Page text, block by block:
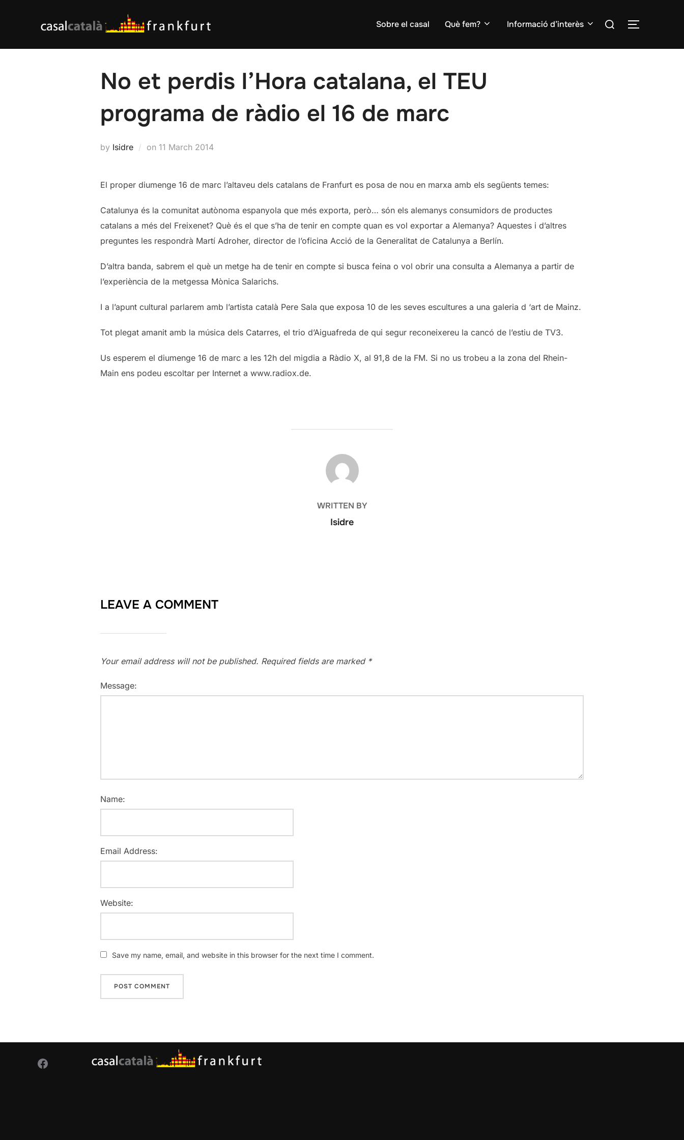
Sobre el casal Què fem? Informació d’interès
Search
TOGGLE
No et perdis l’Hora catalana, el TEU
programa de ràdio el 16 de marc
by Isidre on Posted
11 March 2014
El proper diumenge 16 de marc l’altaveu dels catalans de Franfurt es posa de nou en marxa amb els següents temes:
Catalunya és la comunitat autònoma espanyola que més exporta, però… són els alemanys consumidors de productes
catalans a més del Freixenet? Què és el que s’ha de tenir en compte quan es vol exportar a Alemanya? Aquestes i d’altres
preguntes les respondrà Martí Adroher, director de l’oficina Acció de la Generalitat de Catalunya a Berlín.
D’altra banda, sabrem el què un metge ha de tenir en compte si busca feina o vol obrir una consulta a Alemanya a partir de
l’experiència de la metgessa Mònica Salarichs.
I a l’apunt cultural parlarem amb l’artista català Pere Sala que exposa 10 de les seves escultures a una galeria d ‘art de Mainz.
Tot plegat amanit amb la música dels Catarres, el trio d’Aiguafreda de qui segur reconeixereu la cancó de l’estiu de TV3.
Us esperem el diumenge 16 de marc a les 12h del migdia a Ràdio X, al 91,8 de la FM. Si no us trobeu a la zona del Rhein-
Main ens podeu escoltar per Internet a www.radiox.de.
POST AUTHOR
WRITTEN BY
Isidre
LEAVE A COMMENT
Your email address will not be published. Required fields are marked *
Message:
Name:
Email Address:
Website:
Save my name, email, and website in this browser for the next time I comment.
Facebook